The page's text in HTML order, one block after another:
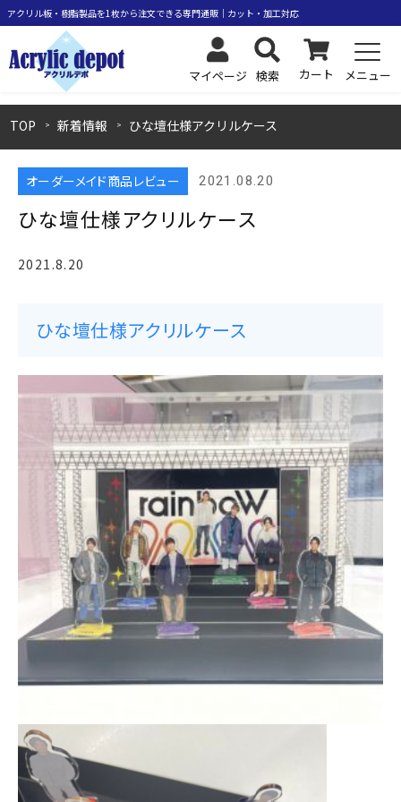
マイページ 検索 カート メニュー
TOP 新着情報 ひな壇仕様アクリルケース
オーダーメイド商品レビュー 2021.08.20
ひな壇仕様アクリルケース
2021.8.20
ひな壇仕様アクリルケース